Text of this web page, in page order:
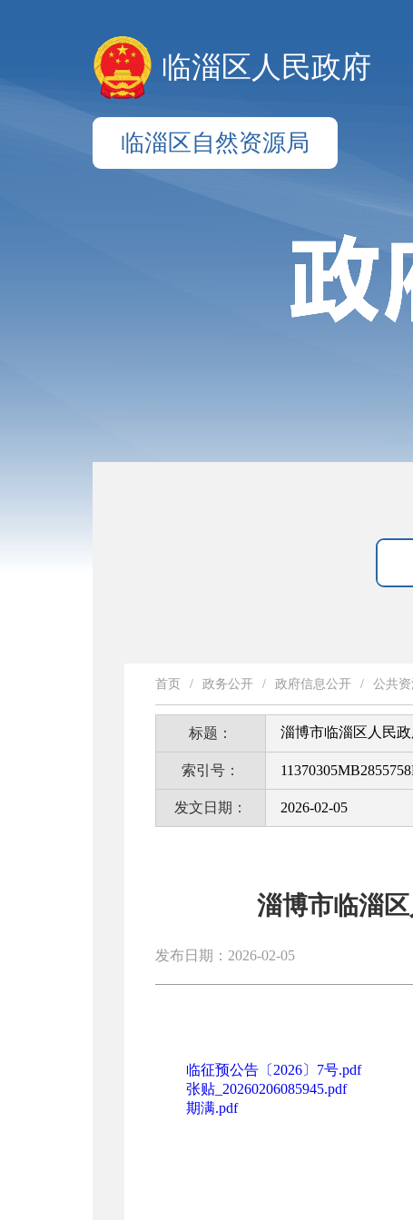
临淄区人民政府
临淄区自然资源局
首页 / 政务公开 / 政府信息公开 / 公共
标题： 淄博市临淄区人民
索引号：
发文日期： 2026-02-05
淄博市临淄
发布日期：2026-02-05
临征预公告〔2026〕7号.pdf
张贴_20260206085945.pdf
期满.pdf